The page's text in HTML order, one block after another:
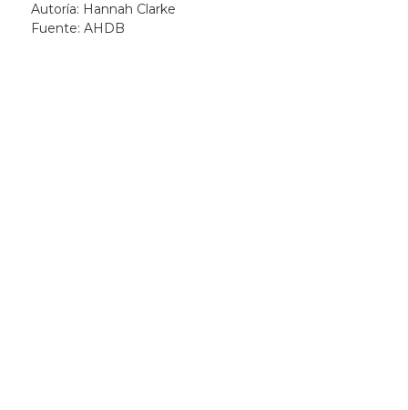
Autoría: Hannah Clarke
Fuente: AHDB